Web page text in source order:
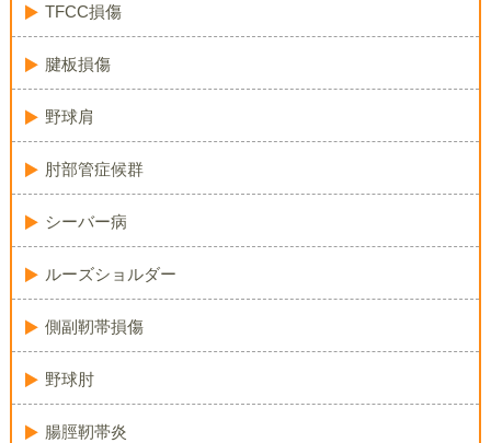
TFCC損傷
腱板損傷
野球肩
肘部管症候群
シーバー病
ルーズショルダー
側副靭帯損傷
野球肘
腸脛靭帯炎